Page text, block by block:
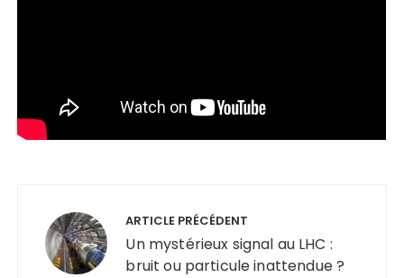
l’article
ARTICLE PRÉCÉDENT
Un mystérieux signal au LHC :
bruit ou particule inattendue ?